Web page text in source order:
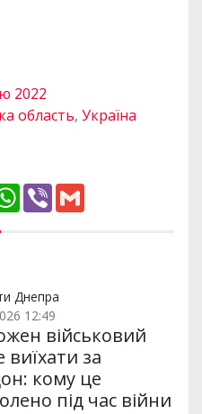
2022
область, Україна
W
h
p
V
Днепра
12:49
військовий
за
кому це
під час війни